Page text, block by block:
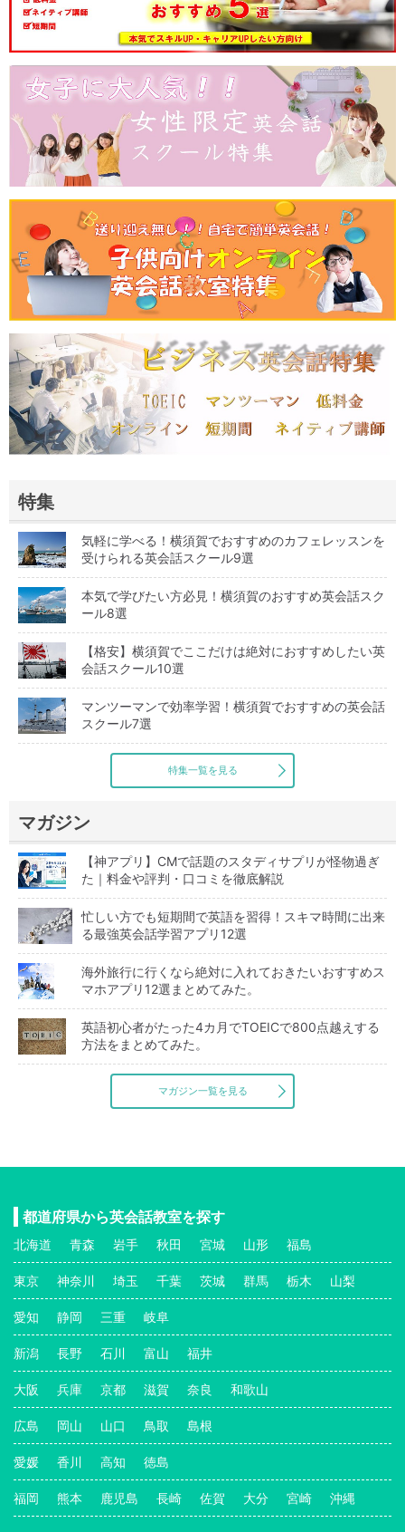
特集
気軽に学べる！横須賀でおすすめのカフェレッスンを
受けられる英会話スクール9選
本気で学びたい方必見！横須賀のおすすめ英会話スク
ール8選
【格安】横須賀でここだけは絶対におすすめしたい英
会話スクール10選
マンツーマンで効率学習！横須賀でおすすめの英会話
スクール7選
特集一覧を見る
マガジン
【神アプリ】CMで話題のスタディサプリが怪物過ぎ
た｜料金や評判・口コミを徹底解説
忙しい方でも短期間で英語を習得！スキマ時間に出来
る最強英会話学習アプリ12選
海外旅行に行くなら絶対に入れておきたいおすすめス
マホアプリ12選まとめてみた。
英語初心者がたった4カ月でTOEICで800点越えする
方法をまとめてみた。
マガジン一覧を見る
都道府県から英会話教室を探す
北海道 青森 岩手 秋田 宮城 山形 福島
東京 神奈川 埼玉 千葉 茨城 群馬 栃木 山梨
愛知 静岡 三重 岐阜
新潟 長野 石川 富山 福井
大阪 兵庫 京都 滋賀 奈良 和歌山
広島 岡山 山口 鳥取 島根
愛媛 香川 高知 徳島
福岡 熊本 鹿児島 長崎 佐賀 大分 宮崎 沖縄